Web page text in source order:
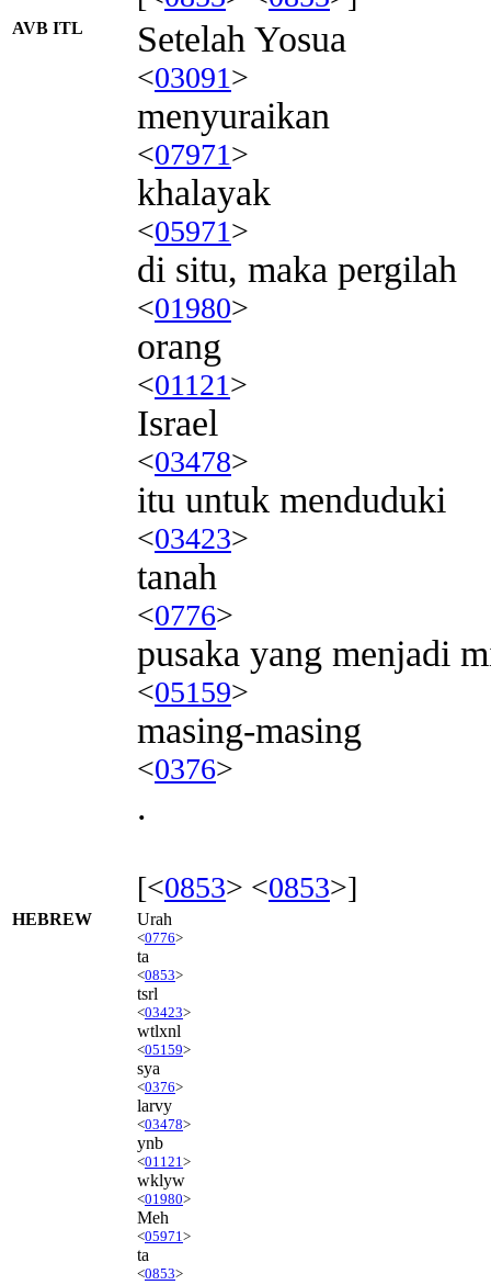
AVB ITL Setelah Yosua
<03091>
menyuraikan
<07971>
khalayak
<05971>
di situ, maka pergilah
<01980>
orang
<01121>
Israel
<03478>
itu untuk menduduki
<03423>
tanah
<0776>
pusaka yang menjadi
<05159>
masing-masing
<0376>
.
[<0853> <0853>]
HEBREW Urah
<0776>
ta
<0853>
tsrl
<03423>
wtlxnl
<05159>
sya
<0376>
larvy
<03478>
ynb
<01121 >
wklyw
<01980>
Meh
<05971 >
ta
<0853>